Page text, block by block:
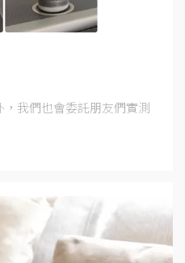
，我們也會委託朋友們實測